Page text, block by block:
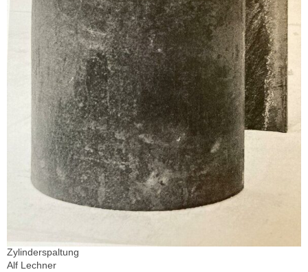
Zylinderspaltung
Alf Lechner